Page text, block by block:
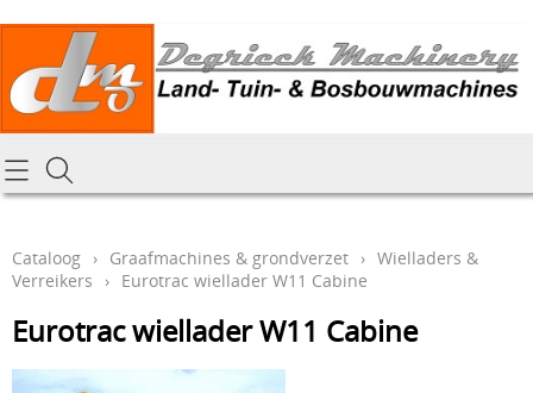
Homepagina
Tractoren & aanbouwdelen
Tuin- Park- & Bosbouwmachines
Graafmachines & grondverzet
Hoe online bestellen
Mijn bestelling laten leveren
Cataloog › Graafmachines & grondverzet › Wielladers &
Verreikers
› Eurotrac wiellader W11 Cabine
Eurotrac wiellader W11 Cabine